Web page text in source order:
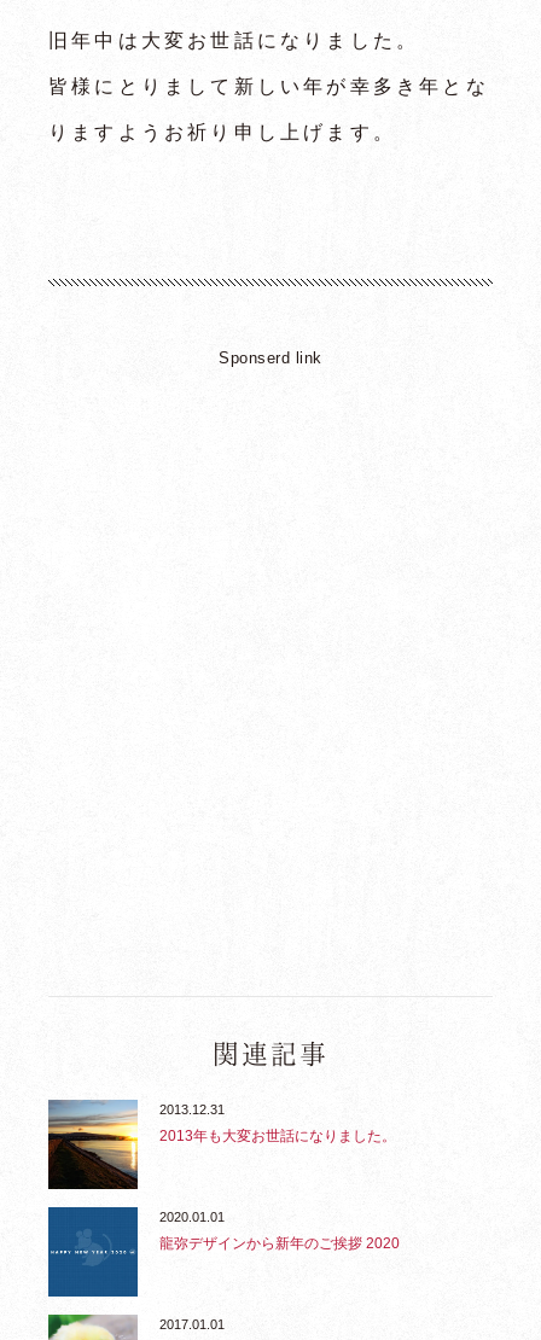
旧年中は大変お世話になりました。
皆様にとりまして新しい年が幸多き年とな
りますようお祈り申し上げます。
Sponserd link
関連記事
2013.12.31
2013年も大変お世話になりました。
2020.01.01
龍弥デザインから新年のご挨拶 2020
2017.01.01